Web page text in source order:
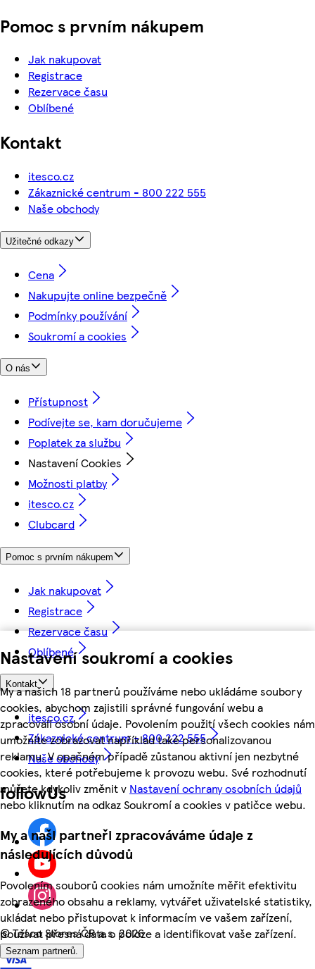
Nastavení soukromí a cookies
My a našich 18 partnerů používáme nebo ukládáme soubory
cookies, abychom zajistili správné fungování webu a
zpracovali osobní údaje. Povolením použití všech cookies nám
umožníte zobrazovat například také personalizovanou
reklamu. V opačném případě zůstanou aktivní jen nezbytné
cookies, které potřebujeme k provozu webu. Své rozhodnutí
můžete kdykoliv změnit v Nastavení ochrany osobních údajů
nebo kliknutím na odkaz Soukromí a cookies v patičce webu.
My a naši partneři zpracováváme údaje z
následujících důvodů
Povolením souborů cookies nám umožníte měřit efektivitu
zobrazeného obsahu a reklamy, vytvářet uživatelské statistiky,
ukládat nebo přistupovat k informacím ve vašem zařízení,
používat přesná data o poloze a identifikovat vaše zařízení.
Seznam partnerů.
Pomoc s prvním nákupem
Jak nakupovat
Registrace
Rezervace času
Oblíbené
Kontakt
itesco.cz
Zákaznické centrum - 800 222 555
Naše obchody
Užitečné odkazy
Cena
Nakupujte online bezpečně
Podmínky používání
Soukromí a cookies
O nás
Přístupnost
Podívejte se, kam doručujeme
Poplatek za službu
Nastavení Cookies
Možnosti platby
itesco.cz
Clubcard
Pomoc s prvním nákupem
Jak nakupovat
Registrace
Rezervace času
Oblíbené
Kontakt
itesco.cz
Zákaznické centrum - 800 222 555
Naše obchody
followUs
©Tesco Stores ČR a.s. 2026